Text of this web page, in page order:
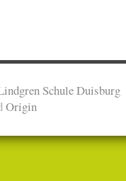
Schule Duisburg
Origin